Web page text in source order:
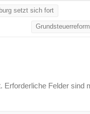
setzt sich fort
Erforderliche Felder sind